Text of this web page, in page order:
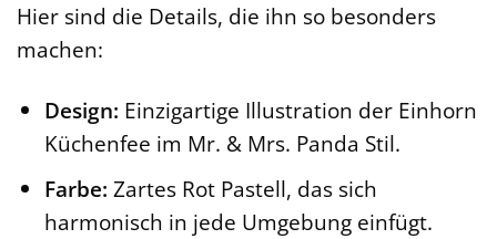
Hier sind die Details, die ihn so besonders
machen:
Design: Einzigartige Illustration der Einhorn
Küchenfee im Mr. & Mrs. Panda Stil.
Farbe: Zartes Rot Pastell, das sich
harmonisch in jede Umgebung einfügt.